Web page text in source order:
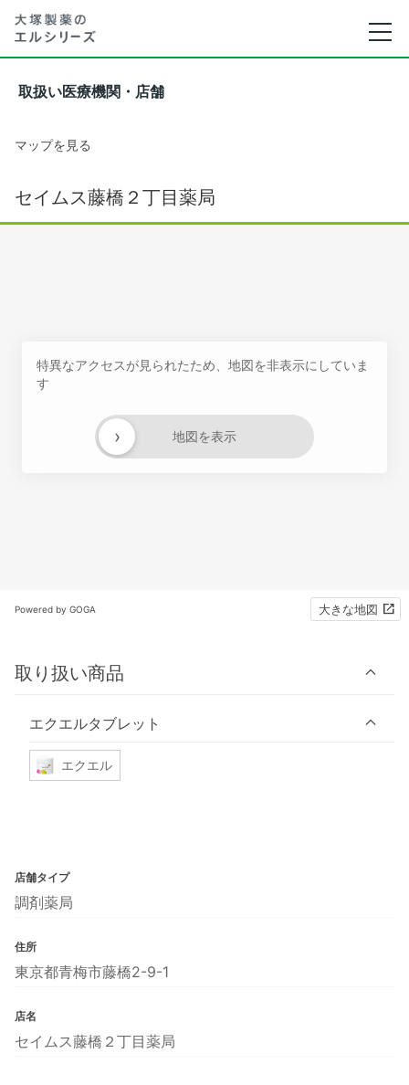
取扱い医療機関・店舗
マップを見る
セイムス藤橋２丁目薬局
特異なアクセスが見られたため、地図を非表示にしていま
す
地図を表示
›
Powered by GOGA 大きな地図
取り扱い商品
エクエルタブレット
エクエル
店舗タイプ
調剤薬局
住所
東京都青梅市藤橋2-9-1
店名
セイムス藤橋２丁目薬局